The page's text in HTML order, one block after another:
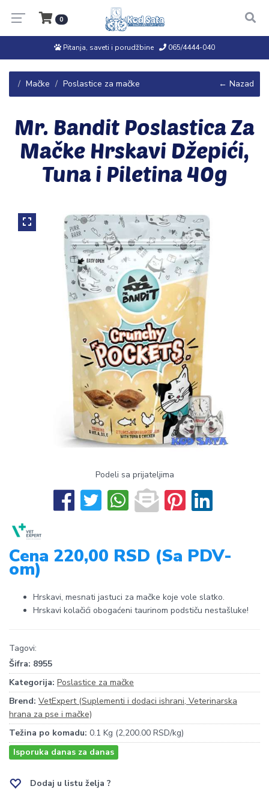
0
Pitanja, saveti i porudžbine 065/4444-040
Mačke Poslastice za mačke ← Nazad
Mr. Bandit Poslastica Za
Mačke Hrskavi Džepići,
Tuna i Piletina 40g
Podeli sa prijateljima
Cena 220,00 RSD (Sa PDV-
om)
Hrskavi, mesnati jastuci za mačke koje vole slatko.
Hrskavi kolačići obogaćeni taurinom podstiču nestašluke!
Tagovi:
Šifra: 8955
Kategorija: Poslastice za mačke
Brend: VetExpert (Suplementi i dodaci ishrani, Veterinarska
hrana za pse i mačke)
Težina po komadu: 0.1 Kg (2,200.00 RSD/kg)
Isporuka danas za danas
Dodaj u listu želja ?